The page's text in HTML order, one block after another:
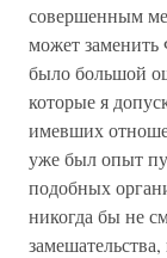
совершенным
может
было большой
которые я
имевших
уже был опыт
подобных
никогда бы не